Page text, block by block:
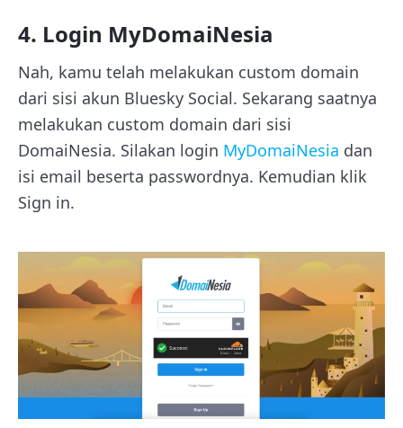
4. Login MyDomaiNesia
Nah, kamu telah melakukan custom domain
dari sisi akun Bluesky Social. Sekarang saatnya
melakukan custom domain dari sisi
DomaiNesia. Silakan login MyDomaiNesia dan
isi email beserta passwordnya. Kemudian klik
Sign in.